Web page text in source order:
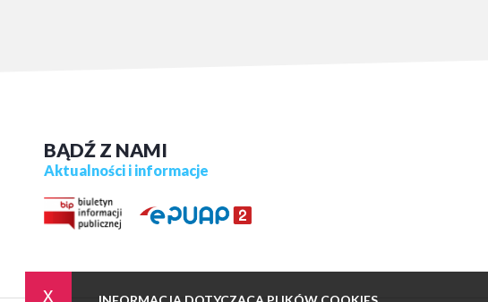
x
BĄDŹ Z NAMI
Aktualności i informacje